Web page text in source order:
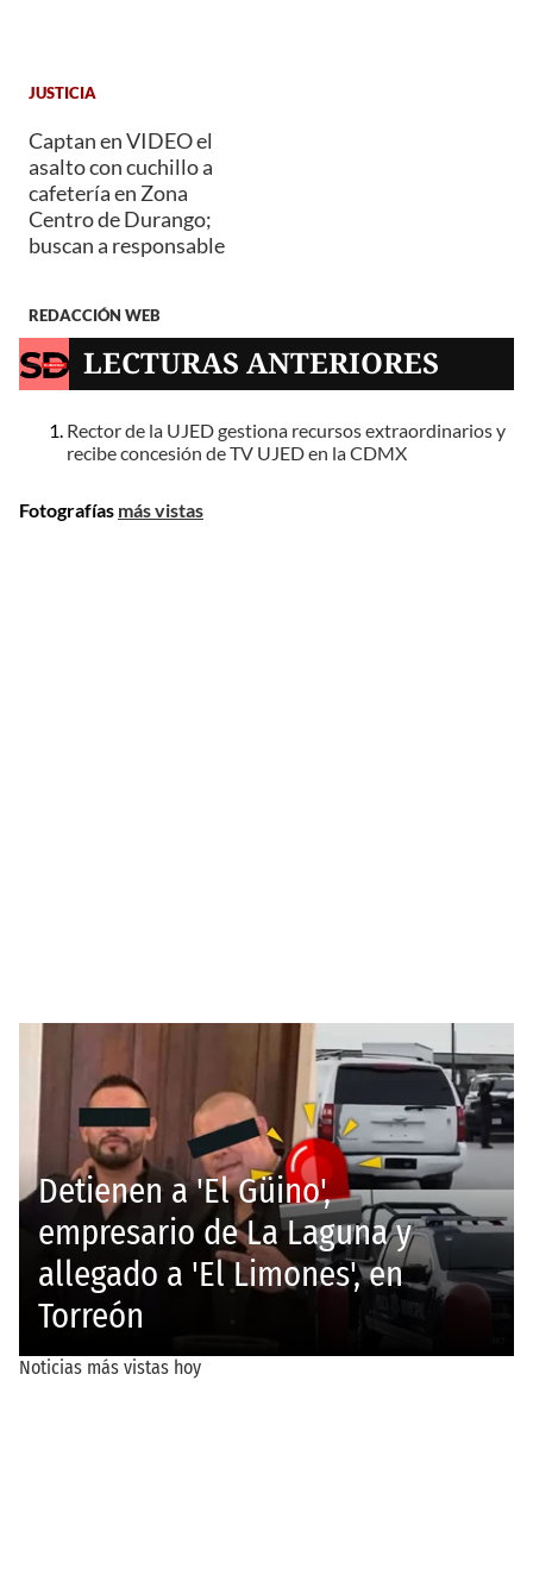
JUSTICIA
Captan en VIDEO el
asalto con cuchillo a
cafetería en Zona
Centro de Durango;
buscan a responsable
REDACCIÓN WEB
LECTURAS ANTERIORES
Rector de la UJED gestiona recursos extraordinarios y
recibe concesión de TV UJED en la CDMX
Fotografías más vistas